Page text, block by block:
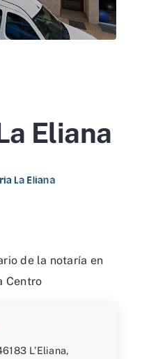
Eliana
de la notaría en
Centro
L’Eliana,